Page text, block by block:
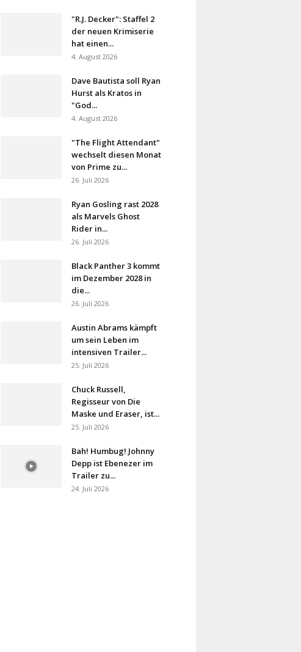
"R.J. Decker": Staffel 2
der neuen Krimiserie
hat einen...
4. August 2026
Dave Bautista soll Ryan
Hurst als Kratos in
"God...
4. August 2026
"The Flight Attendant"
wechselt diesen Monat
von Prime zu...
26. Juli 2026
Ryan Gosling rast 2028
als Marvels Ghost
Rider in...
26. Juli 2026
Black Panther 3 kommt
im Dezember 2028 in
die...
26. Juli 2026
Austin Abrams kämpft
um sein Leben im
intensiven Trailer...
25. Juli 2026
Chuck Russell,
Regisseur von Die
Maske und Eraser, ist...
25. Juli 2026
Bah! Humbug! Johnny
Depp ist Ebenezer im
Trailer zu...
24. Juli 2026